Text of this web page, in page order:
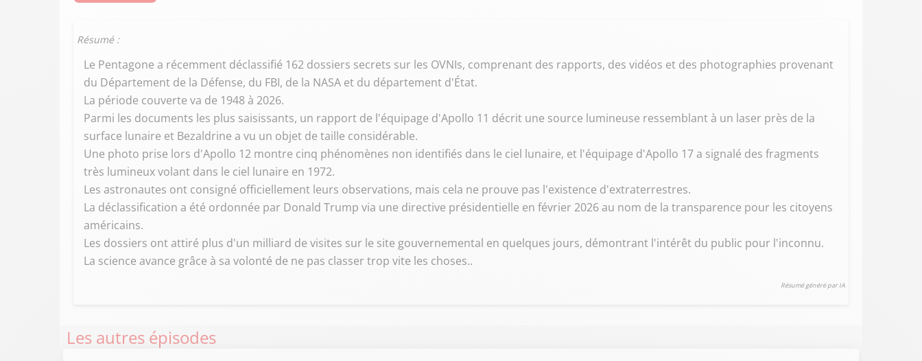
Résumé :
Le Pentagone a récemment déclassifié 162 dossiers secrets sur les OVNIs, comprenant des rapports, des vidéos et des photographies provenant
du Département de la Défense, du FBI, de la NASA et du département d'État.
La période couverte va de 1948 à 2026.
Parmi les documents les plus saisissants, un rapport de l'équipage d'Apollo 11 décrit une source lumineuse ressemblant à un laser près de la
surface lunaire et Bezaldrine a vu un objet de taille considérable.
Une photo prise lors d'Apollo 12 montre cinq phénomènes non identifiés dans le ciel lunaire, et l'équipage d'Apollo 17 a signalé des fragments
très lumineux volant dans le ciel lunaire en 1972.
Les astronautes ont consigné officiellement leurs observations, mais cela ne prouve pas l'existence d'extraterrestres.
La déclassification a été ordonnée par Donald Trump via une directive présidentielle en février 2026 au nom de la transparence pour les citoyens
américains.
Les dossiers ont attiré plus d'un milliard de visites sur le site gouvernemental en quelques jours, démontrant l'intérêt du public pour l'inconnu.
La science avance grâce à sa volonté de ne pas classer trop vite les choses..
Résumé généré par IA
Les autres épisodes